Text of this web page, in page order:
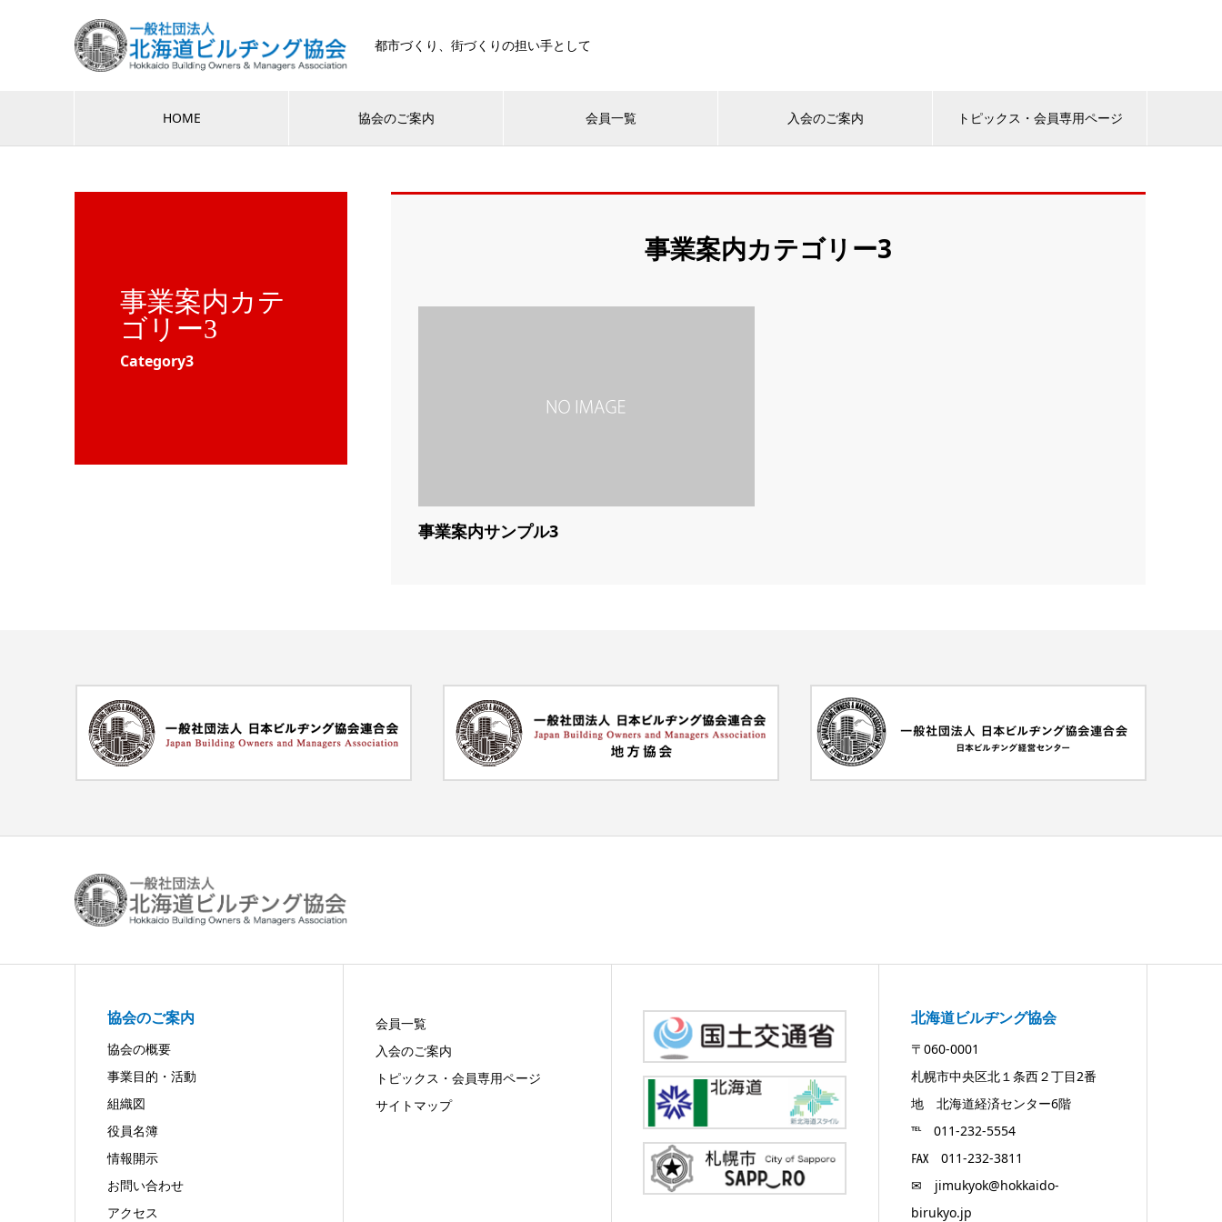
都市づくり、街づくりの担い手として
HOME 協会のご案内 会員一覧 入会のご案内 トピックス・会員専用ページ
事業案内カテ
ゴリー3
Category3
事業案内カテゴリー3
事業案内サンプル3
協会のご案内
協会の概要
事業目的・活動
組織図
役員名簿
情報開示
お問い合わせ
アクセス
会員一覧
入会のご案内
トピックス・会員専用ページ
サイトマップ
北海道ビルヂング協会
〒060-0001
札幌市中央区北１条西２丁目2番
地 北海道経済センター6階
℡ 011-232-5554
℻ 011-232-3811
✉ jimukyok@hokkaido-
birukyo.jp